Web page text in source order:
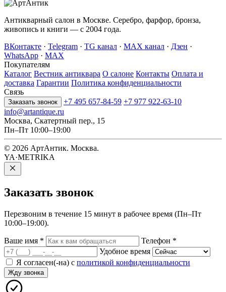
Антикварный салон в Москве. Серебро, фарфор, бронза,
живопись и книги — с 2004 года.
ВКонтакте · Telegram · TG канал · MAX канал · Дзен ·
WhatsApp · MAX
Покупателям
Каталог Вестник антиквара О салоне Контакты Оплата и
доставка Гарантии Политика конфиденциальности
Связь
Заказать звонок +7 495 657-84-59 +7 977 922-63-10
info@artantique.ru
Москва, Скатертный пер., 15
Пн–Пт 10:00–19:00
© 2026 АртАнтик. Москва.
YA·METRIKA
Заказать звонок
Перезвоним в течение 15 минут в рабочее время (Пн–Пт
10:00–19:00).
Ваше имя * Телефон *
Удобное время
Я согласен(-на) с политикой конфиденциальности
Жду звонка